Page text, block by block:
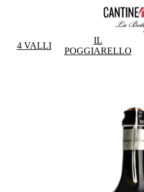
4 VALLI
IL
POGGIARELLO